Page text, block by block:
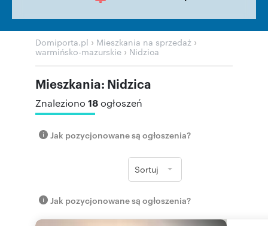
Domiporta.pl › Mieszkania na sprzedaż ›
warmińsko-mazurskie › Nidzica
Mieszkania: Nidzica
Znaleziono 18ogłoszeń
Jak pozycjonowane są ogłoszenia?
Sortuj
Jak pozycjonowane są ogłoszenia?